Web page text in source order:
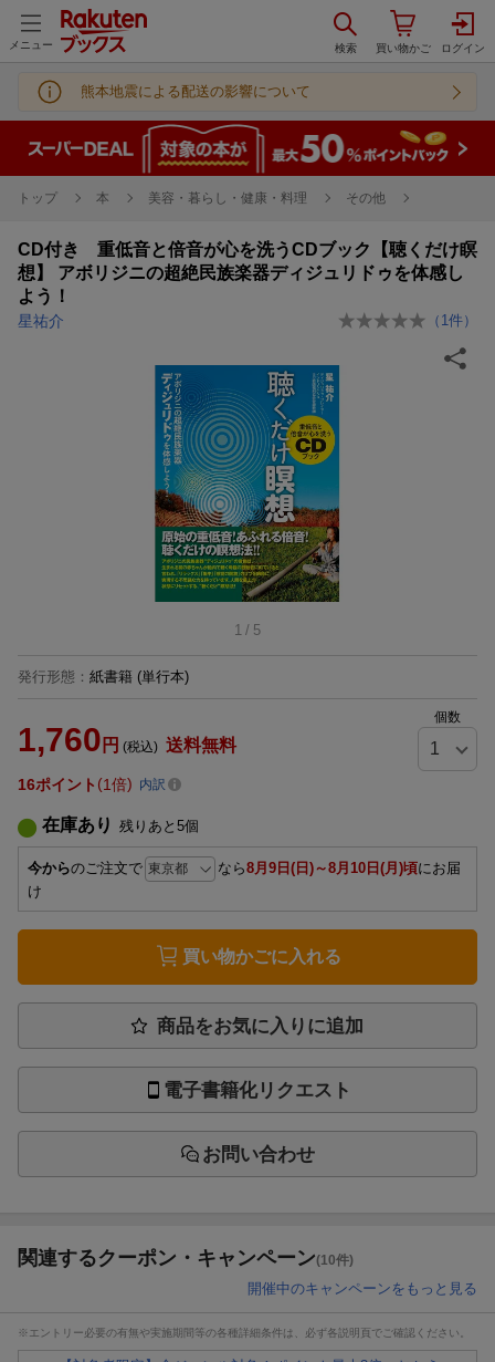
メニュー
熊本地震による配送の影響について
トップ 本 美容・暮らし・健康・料理 その他
CD付き 重低音と倍音が心を洗うCDブック【聴くだけ瞑
想】 アボリジニの超絶民族楽器ディジュリドゥを体感し
よう！
星祐介 （ 1 件）
1 / 5
発行形態 ： 紙書籍 (単行本)
1,760 円 (税込) 送料無料
個数
16ポイント 1倍 内訳
在庫あり 残りあと 5個
今からのご注文で なら8月9日(日)～8月10日(月)頃にお届
け
買い物かごに入れる
商品をお気に入りに追加
電子書籍化リクエスト
お問い合わせ
関連するクーポン・キャンペーン(10件)
開催中のキャンペーンをもっと見る
※エントリー必要の有無や実施期間等の各種詳細条件は、必ず各説明頁でご確認ください。